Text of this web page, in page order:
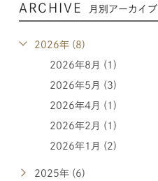
ARCHIVE 月別アーカイブ
2026年 (8)
2026年8月 (1)
2026年5月 (3)
2026年4月 (1)
2026年2月 (1)
2026年1月 (2)
2025年 (6)